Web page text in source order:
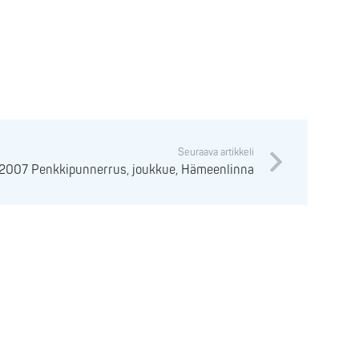
Seuraava artikkeli
Penkkipunnerrus, joukkue, Hämeenlinna